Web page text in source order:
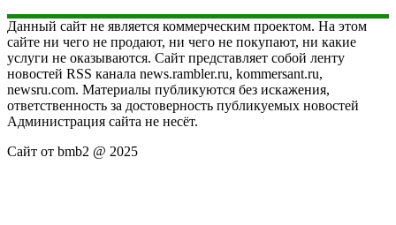
Данный сайт не является коммерческим проектом. На этом
сайте ни чего не продают, ни чего не покупают, ни какие
услуги не оказываются. Сайт представляет собой ленту
новостей RSS канала news.rambler.ru, kommersant.ru,
newsru.com. Материалы публикуются без искажения,
ответственность за достоверность публикуемых новостей
Администрация сайта не несёт.
Сайт от bmb2 @ 2025